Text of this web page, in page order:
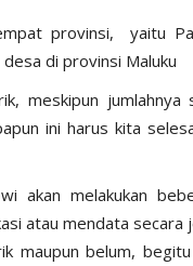
provinsi, yaitu
di provinsi Maluku
meskipun jumlahnya
ini harus kita
akan melakukan
atau mendata secara
maupun belum,